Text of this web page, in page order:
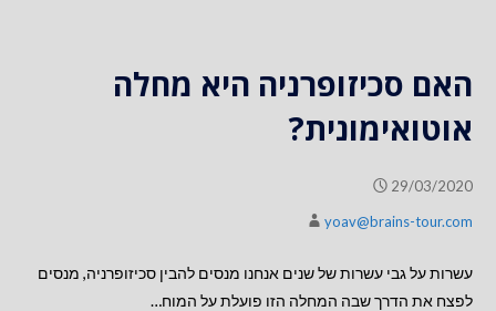
האם סכיזופרניה היא מחלה
אוטואימונית?
29/03/2020
yoav@brains-tour.com
עשרות על גבי עשרות של שנים אנחנו מנסים להבין סכיזופרניה, מנסים
לפצח את הדרך שבה המחלה הזו פועלת על המוח…